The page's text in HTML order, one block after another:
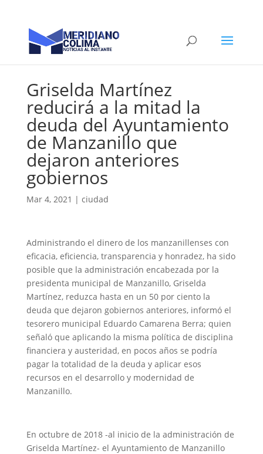
Griselda Martínez
reducirá a la mitad la
deuda del Ayuntamiento
de Manzanillo que
dejaron anteriores
gobiernos
Mar 4, 2021 | ciudad
Administrando el dinero de los manzanillenses con
eficacia, eficiencia, transparencia y honradez, ha sido
posible que la administración encabezada por la
presidenta municipal de Manzanillo, Griselda
Martínez, reduzca hasta en un 50 por ciento la
deuda que dejaron gobiernos anteriores, informó el
tesorero municipal Eduardo Camarena Berra; quien
señaló que aplicando la misma política de disciplina
financiera y austeridad, en pocos años se podría
pagar la totalidad de la deuda y aplicar esos
recursos en el desarrollo y modernidad de
Manzanillo.
En octubre de 2018 -al inicio de la administración de
Griselda Martínez- el Ayuntamiento de Manzanillo